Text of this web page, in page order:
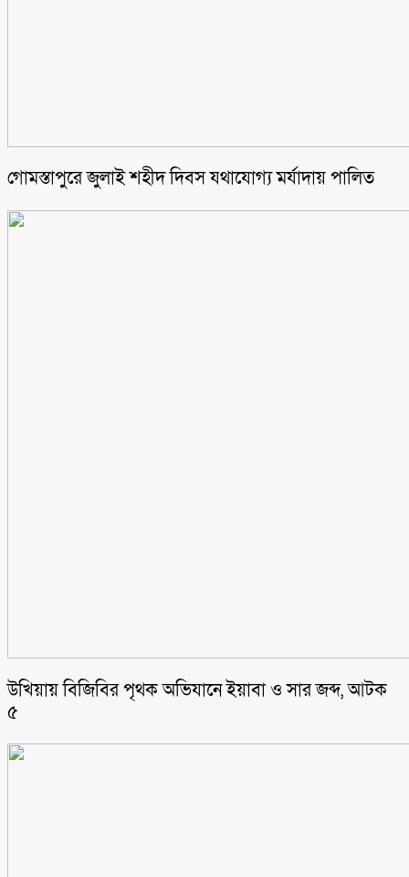
গোমস্তাপুরে জুলাই শহীদ দিবস যথাযোগ্য মর্যাদায় পালিত
উখিয়ায় বিজিবির পৃথক অভিযানে ইয়াবা ও সার জব্দ, আটক
৫